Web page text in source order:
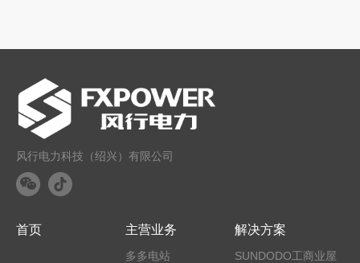
风行电力科技（绍兴）有限公司
首页 主营业务
多多电站
解决方案
SUNDODO工商业屋